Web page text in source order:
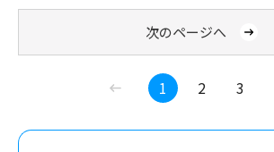
次のページへ
1 2 3